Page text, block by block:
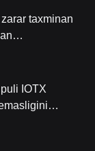
orqali
qiladigan
in-
orqali
ularning tegishli
taxminan
IOTX